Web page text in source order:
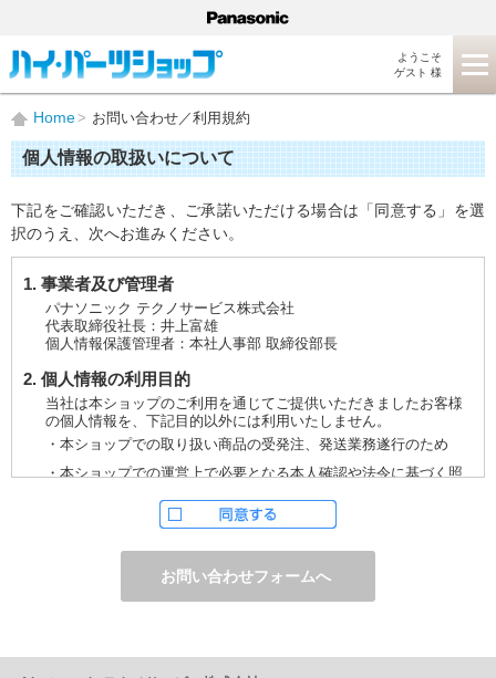
ようこそ
ゲスト 様
Home お問い合わせ／利用規約
個人情報の取扱いについて
下記をご確認いただき、ご承諾いただける場合は「同意する」を選
択のうえ、次へお進みください。
1. 事業者及び管理者
パナソニック テクノサービス株式会社
代表取締役社長：井上富雄
個人情報保護管理者：本社人事部 取締役部長
2. 個人情報の利用目的
当社は本ショップのご利用を通じてご提供いただきましたお客様
の個人情報を、下記目的以外には利用いたしません。
・本ショップでの取り扱い商品の受発注、発送業務遂行のため
・本ショップでの運営上で必要となる本人確認や法令に基づく照
ただし、お申し込みフォーム上でご希望の方のみに、下記サービ
・電子メール、ダイレクトメールなどによる情報のご提供
（1）ご提供情報の分野
・住宅関連設備・建材、家電製品、住まいづくり(新築・リフォー
車載関連商品など